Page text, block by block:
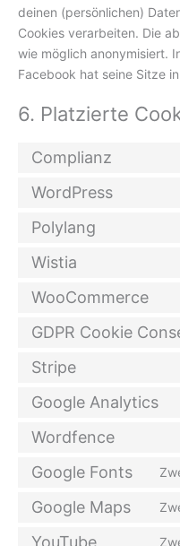
deinen (persönlichen)
Cookies verarbeiten. Die
wie möglich anonymisiert.
Facebook hat seine Sitze
6. Platzierte
Complianz
WordPress
Polylang
Wistia
WooCommerce
GDPR Cookie
Stripe
Google Analytics
Wordfence
Google Fonts
Google Maps